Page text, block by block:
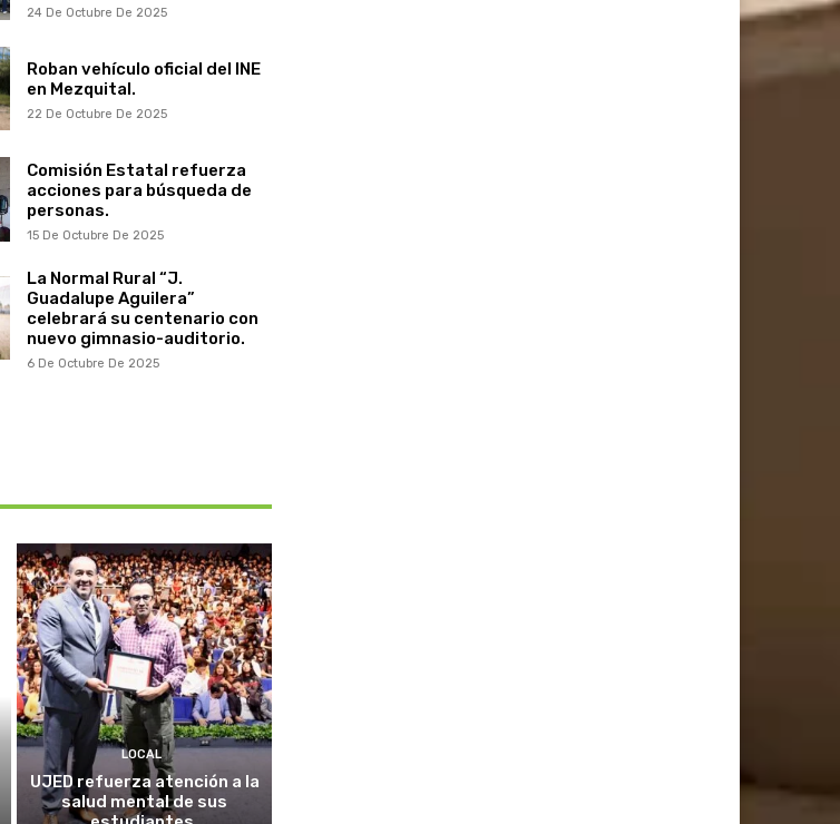
24 De Octubre De 2025
Roban vehículo oficial del INE
en Mezquital.
22 De Octubre De 2025
Comisión Estatal refuerza
acciones para búsqueda de
personas.
15 De Octubre De 2025
La Normal Rural “J.
Guadalupe Aguilera”
celebrará su centenario con
nuevo gimnasio-auditorio.
6 De Octubre De 2025
LOCAL
UJED refuerza atención a la
salud mental de sus